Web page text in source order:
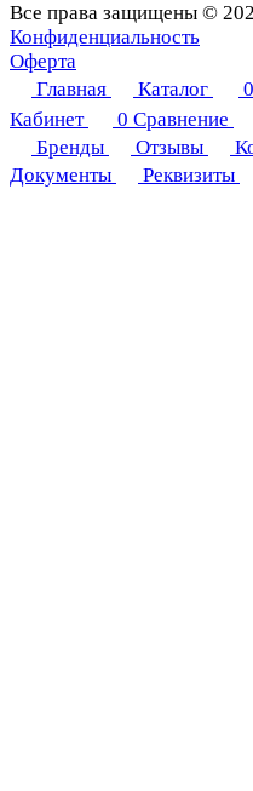
Все права защищены ©
Конфиденциальность
Оферта
Главная
Каталог 0
Кабинет
0 Сравнение
Бренды
Отзывы
Документы
Реквизиты